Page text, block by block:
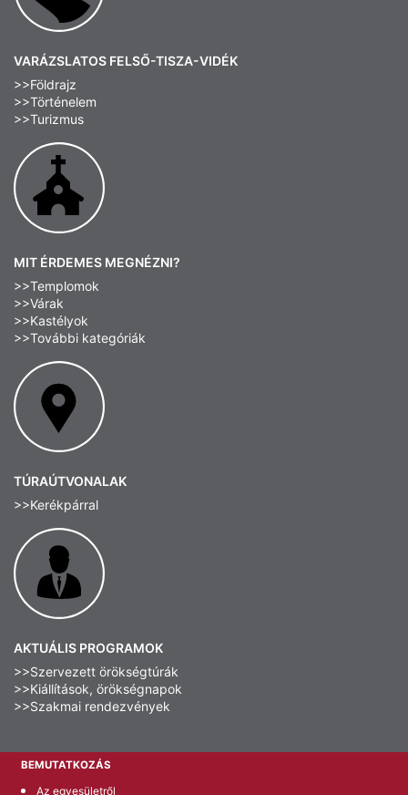
VARÁZSLATOS FELSŐ-TISZA-VIDÉK
>>Földrajz
>>Történelem
>>Turizmus
MIT ÉRDEMES MEGNÉZNI?
>>Templomok
>>Várak
>>Kastélyok
>>További kategóriák
TÚRAÚTVONALAK
>>Kerékpárral
AKTUÁLIS PROGRAMOK
>>Szervezett örökségtúrák
>>Kiállítások, örökségnapok
>>Szakmai rendezvények
BEMUTATKOZÁS
Az egyesületről